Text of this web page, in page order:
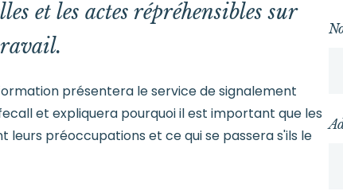
et les actes répréhensibles sur
présentera le service de signalement
et expliquera pourquoi il est important que les
leurs préoccupations et ce qui se passera s'ils le